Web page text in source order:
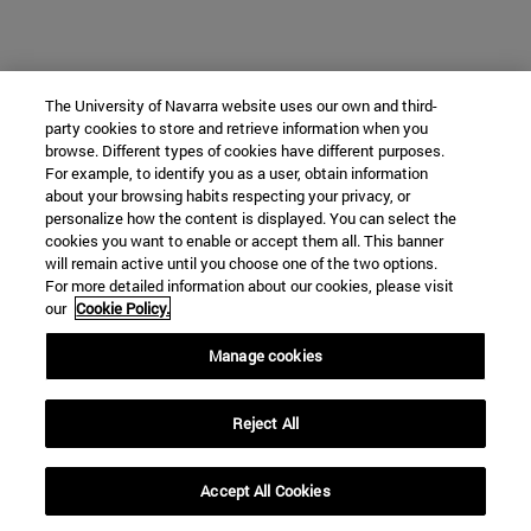
The University of Navarra website uses our own and third-
party cookies to store and retrieve information when you
browse. Different types of cookies have different purposes.
For example, to identify you as a user, obtain information
about your browsing habits respecting your privacy, or
personalize how the content is displayed. You can select the
cookies you want to enable or accept them all. This banner
will remain active until you choose one of the two options.
For more detailed information about our cookies, please visit
our Cookie Policy.
Manage cookies
Reject All
Accept All Cookies